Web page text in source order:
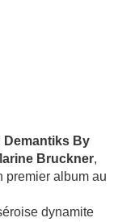
Demantiks By
Bruckner,
premier album au
dynamite